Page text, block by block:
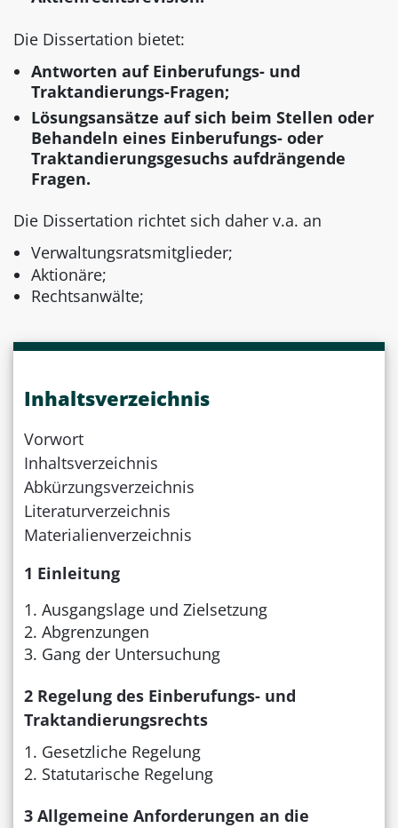
Die Dissertation bietet:
Antworten auf Einberufungs- und
Traktandierungs-Fragen;
Lösungsansätze auf sich beim Stellen oder
Behandeln eines Einberufungs- oder
Traktandierungsgesuchs aufdrängende
Fragen.
Die Dissertation richtet sich daher v.a. an
Verwaltungsratsmitglieder;
Aktionäre;
Rechtsanwälte;
Inhaltsverzeichnis
Vorwort
Inhaltsverzeichnis
Abkürzungsverzeichnis
Literaturverzeichnis
Materialienverzeichnis
1 Einleitung
Ausgangslage und Zielsetzung
Abgrenzungen
Gang der Untersuchung
2 Regelung des Einberufungs- und
Traktandierungsrechts
Gesetzliche Regelung
Statutarische Regelung
3 Allgemeine Anforderungen an die